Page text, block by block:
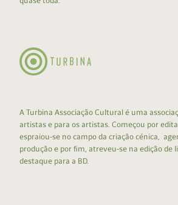
A Turbina Associação Cultural é uma
artistas e para os artistas. Começou por
espraiou-se no campo da criação cénica,
produção e por fim, atreveu-se na edição de
destaque para a BD.